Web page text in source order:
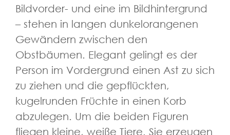
Bildvorder- und eine im Bildhintergrund
– stehen in langen dunkelorangenen
Gewändern zwischen den
Obstbäumen. Elegant gelingt es der
Person im Vordergrund einen Ast zu sich
zu ziehen und die gepflückten,
kugelrunden Früchte in einen Korb
abzulegen. Um die beiden Figuren
fliegen kleine, weiße Tiere. Sie erzeugen